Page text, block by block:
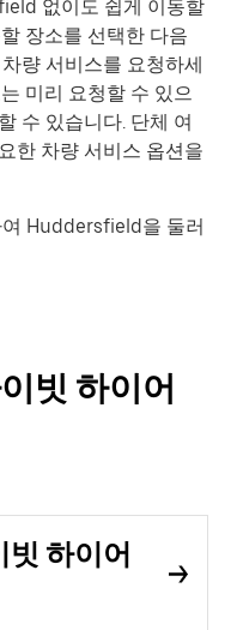
없이도 쉽게 이동할
장소를 선택한 다음
량 서비스를 요청하세
미리 요청할 수 있으
수 있습니다. 단체 여
한 차량 서비스 옵션을
Huddersfield을 둘러
빗 하이어
하이어